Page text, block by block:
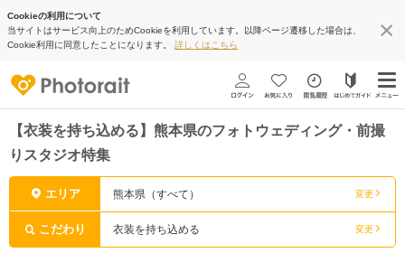
Cookieの利用について
当サイトはサービス向上のためCookieを利用しています。以降ページ遷移した場合は、
Cookie利用に同意したことになります。 詳しくはこちら
【衣装を持ち込める】熊本県のフォトウェディング・前撮
りスタジオ特集
エリア 熊本県（すべて） 変更
こだわり 衣装を持ち込める 変更